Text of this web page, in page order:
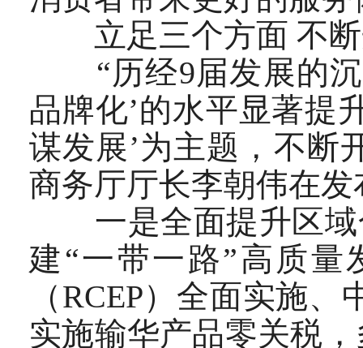
立足三个方面 不断
“历经9届发展的沉
品牌化’的水平显著提
谋发展’为主题，不断
商务厅厅长李朝伟在
一是全面提升区域
建“一带一路”高质
（RCEP）全面实施
实施输华产品零关税